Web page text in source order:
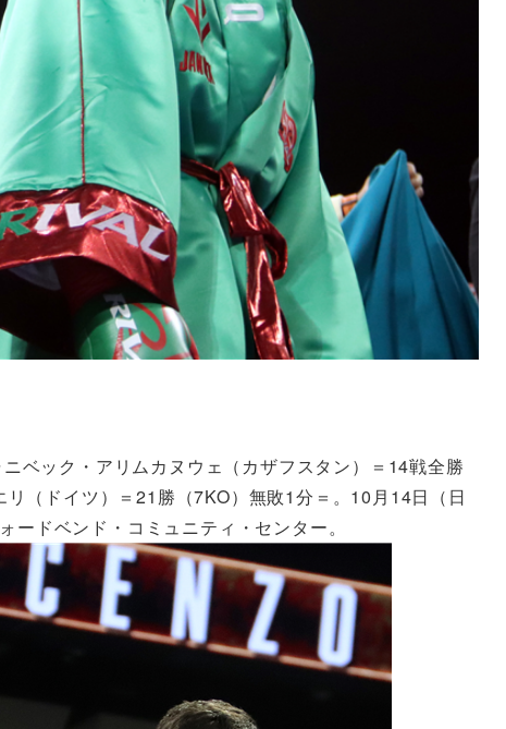
ベック・アリムカヌウェ（カザフスタン）＝14戦全勝
（ドイツ）＝21勝（7KO）無敗1分＝。10月14日（日
ドベンド・コミュニティ・センター。